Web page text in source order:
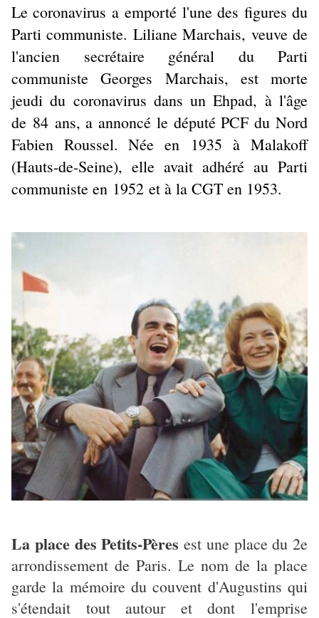
Le coronavirus a emporté l'une des figures du
Parti communiste. Liliane Marchais, veuve de
l'ancien secrétaire général du Parti
communiste Georges Marchais, est morte
jeudi du coronavirus dans un Ehpad, à l'âge
de 84 ans, a annoncé le député PCF du Nord
Fabien Roussel. Née en 1935 à Malakoff
(Hauts-de-Seine), elle avait adhéré au Parti
communiste en 1952 et à la CGT en 1953.
La place des Petits-Pères est une place du 2e
arrondissement de Paris. Le nom de la place
garde la mémoire du couvent d'Augustins qui
s'étendait tout autour et dont l'emprise